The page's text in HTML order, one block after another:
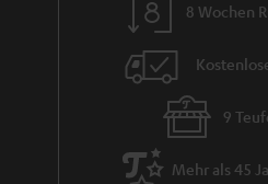
8 Wochen
9
Mehr als 45